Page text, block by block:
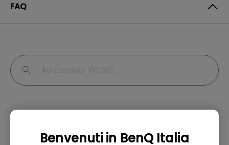
Benvenuti in BenQ Italia
FAQ